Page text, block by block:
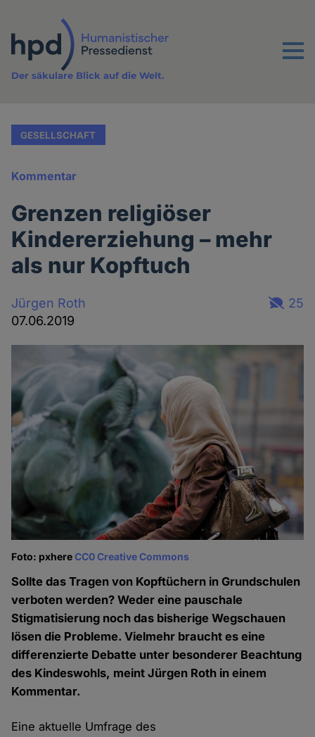
Inhalt
Menu
Der säkulare Blick auf die Welt.
GESELLSCHAFT
Kommentar
Grenzen religiöser
Kindererziehung – mehr
als nur Kopftuch
Jürgen Roth
07.06.2019
25
Foto: pxhereCC0 Creative Commons
Sollte das Tragen von Kopftüchern in Grundschulen
verboten werden? Weder eine pauschale
Stigmatisierung noch das bisherige Wegschauen
lösen die Probleme. Vielmehr braucht es eine
differenzierte Debatte unter besonderer Beachtung
des Kindeswohls, meint Jürgen Roth in einem
Kommentar.
Eine aktuelle Umfrage des